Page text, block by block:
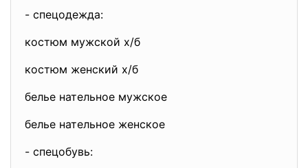
- спецодежда:
костюм мужской х/б
костюм женский х/б
белье нательное мужское
белье нательное женское
- спецобувь: